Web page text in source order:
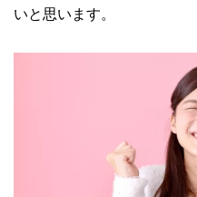
いと思います。